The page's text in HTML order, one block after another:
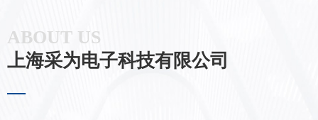
ABOUT US
上海采为电子科技有限公司
—